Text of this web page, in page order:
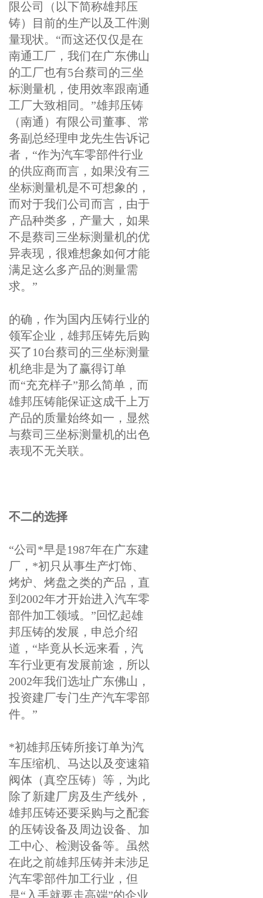
限公司（以下简称雄邦压
铸）目前的生产以及工件测
量现状。“而这还仅仅是在
南通工厂，我们在广东佛山
的工厂也有5台蔡司的三坐
标测量机，使用效率跟南通
工厂大致相同。”雄邦压铸
（南通）有限公司董事、常
务副总经理申龙先生告诉记
者，“作为汽车零部件行业
的供应商而言，如果没有三
坐标测量机是不可想象的，
而对于我们公司而言，由于
产品种类多，产量大，如果
不是蔡司三坐标测量机的优
异表现，很难想象如何才能
满足这么多产品的测量需
求。”
的确，作为国内压铸行业的
领军企业，雄邦压铸先后购
买了10台蔡司的三坐标测量
机绝非是为了赢得订单
而“充充样子”那么简单，而
雄邦压铸能保证这成千上万
产品的质量始终如一，显然
与蔡司三坐标测量机的出色
表现不无关联。
不二的选择
“公司*早是1987年在广东建
厂，*初只从事生产灯饰、
烤炉、烤盘之类的产品，直
到2002年才开始进入汽车零
部件加工领域。”回忆起雄
邦压铸的发展，申总介绍
道，“毕竟从长远来看，汽
车行业更有发展前途，所以
2002年我们选址广东佛山，
投资建厂专门生产汽车零部
件。”
*初雄邦压铸所接订单为汽
车压缩机、马达以及变速箱
阀体（真空压铸）等，为此
除了新建厂房及生产线外，
雄邦压铸还要采购与之配套
的压铸设备及周边设备、加
工中心、检测设备等。虽然
在此之前雄邦压铸并未涉足
汽车零部件加工行业，但